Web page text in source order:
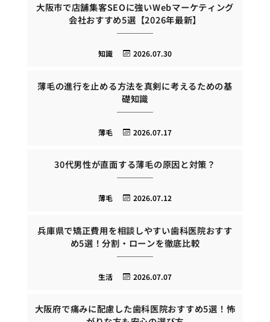
大阪市で店舗集客SEOに強いWebマーケティング
会社おすすめ5選【2026年最新】
2026.07.30
知識
薄毛の進行を止める方法を真剣に考えるための基
礎知識
2026.07.17
薄毛
30代男性が直面する薄毛の原因と対策？
2026.07.12
薄毛
兵庫県で矯正費用を相談しやすい歯科医院おすす
め5選！分割・ローンを徹底比較
2026.07.07
生活
大阪府で痛みに配慮した歯科医院おすすめ5選！怖